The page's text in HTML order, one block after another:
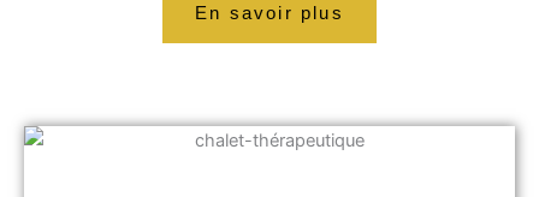
En savoir plus